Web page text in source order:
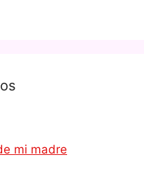
mi madre